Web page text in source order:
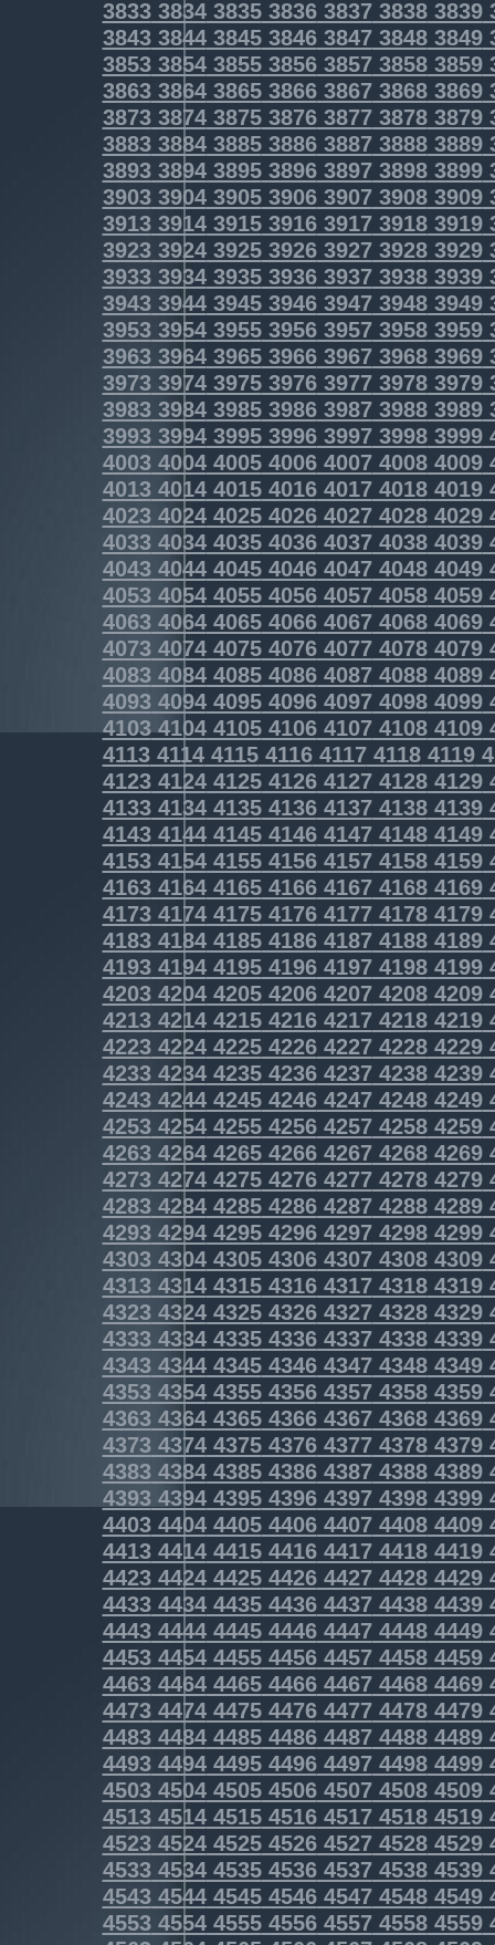
3833383438353836383738383839
3843384438453846384738483849
3853385438553856385738583859
3863386438653866386738683869
3873387438753876387738783879
3883388438853886388738883889
3893389438953896389738983899
3903390439053906390739083909
3913391439153916391739183919
3923392439253926392739283929
3933393439353936393739383939
3943394439453946394739483949
3953395439553956395739583959
3963396439653966396739683969
3973397439753976397739783979
3983398439853986398739883989
3993399439953996399739983999
4003400440054006400740084009
4013401440154016401740184019
4023402440254026402740284029
4033403440354036403740384039
4043404440454046404740484049
4053405440554056405740584059
4063406440654066406740684069
4073407440754076407740784079
4083408440854086408740884089
4093409440954096409740984099
4103410441054106410741084109
4113411441154116411741184119
4123412441254126412741284129
4133413441354136413741384139
4143414441454146414741484149
4153415441554156415741584159
4163416441654166416741684169
4173417441754176417741784179
4183418441854186418741884189
4193419441954196419741984199
4203420442054206420742084209
4213421442154216421742184219
4223422442254226422742284229
4233423442354236423742384239
4243424442454246424742484249
4253425442554256425742584259
4263426442654266426742684269
4273427442754276427742784279
4283428442854286428742884289
4293429442954296429742984299
4303430443054306430743084309
4313431443154316431743184319
4323432443254326432743284329
4333433443354336433743384339
4343434443454346434743484349
4353435443554356435743584359
4363436443654366436743684369
4373437443754376437743784379
4383438443854386438743884389
4393439443954396439743984399
4403440444054406440744084409
4413441444154416441744184419
4423442444254426442744284429
4433443444354436443744384439
4443444444454446444744484449
4453445444554456445744584459
4463446444654466446744684469
4473447444754476447744784479
4483448444854486448744884489
4493449444954496449744984499
4503450445054506450745084509
4513451445154516451745184519
4523452445254526452745284529
4533453445354536453745384539
4543454445454546454745484549
4553455445554556455745584559